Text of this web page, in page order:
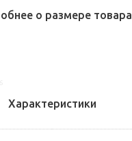
о размере товара
Характеристики